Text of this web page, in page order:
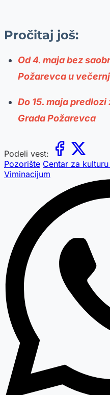
Pročitaj još:
Od 4. maja bez
Požarevca u
Do 15. maja
Grada Požarevca
Podeli vest:
Pozorište Centar za
Viminacijum